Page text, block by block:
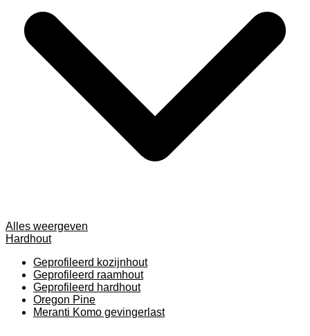
Alles weergeven
Hardhout
Geprofileerd kozijnhout
Geprofileerd raamhout
Geprofileerd hardhout
Oregon Pine
Meranti Komo gevingerlast